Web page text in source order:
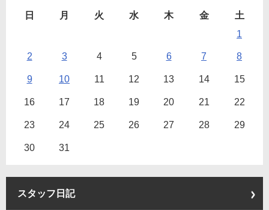
日 月 火 水 木 金
土
1
2 3 4 5 6 7 8
9 10 11 12 13 14 15
16 17 18 19 20 21 22
23 24 25 26 27 28 29
30 31
スタッフ日記